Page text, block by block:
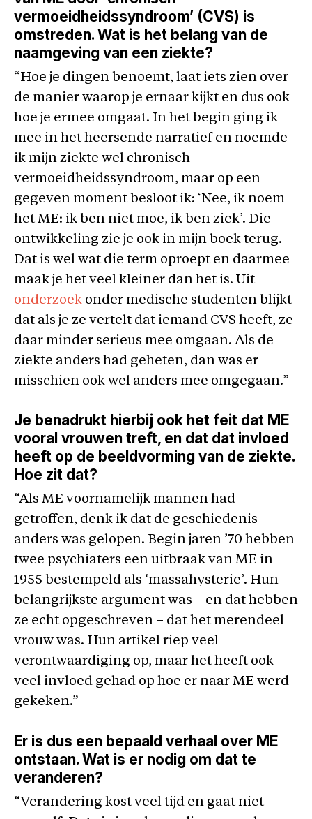
vermoeidheidssyndroom’ (CVS) is
omstreden. Wat is het belang van de
naamgeving van een ziekte?
“Hoe je dingen benoemt, laat iets zien over
de manier waarop je ernaar kijkt en dus ook
hoe je ermee omgaat. In het begin ging ik
mee in het heersende narratief en noemde
ik mijn ziekte wel chronisch
vermoeidheidssyndroom, maar op een
gegeven moment besloot ik: ‘Nee, ik noem
het ME: ik ben niet moe, ik ben ziek’. Die
ontwikkeling zie je ook in mijn boek terug.
Dat is wel wat die term oproept en daarmee
maak je het veel kleiner dan het is. Uit
onderzoek onder medische studenten blijkt
dat als je ze vertelt dat iemand CVS heeft, ze
daar minder serieus mee omgaan. Als de
ziekte anders had geheten, dan was er
misschien ook wel anders mee omgegaan.”
Je benadrukt hierbij ook het feit dat ME
vooral vrouwen treft, en dat dat invloed
heeft op de beeldvorming van de ziekte.
Hoe zit dat?
“Als ME voornamelijk mannen had
getroffen, denk ik dat de geschiedenis
anders was gelopen. Begin jaren ’70 hebben
twee psychiaters een uitbraak van ME in
1955 bestempeld als ‘massahysterie’. Hun
belangrijkste argument was – en dat hebben
ze echt opgeschreven – dat het merendeel
vrouw was. Hun artikel riep veel
verontwaardiging op, maar het heeft ook
veel invloed gehad op hoe er naar ME werd
gekeken.”
Er is dus een bepaald verhaal over ME
ontstaan. Wat is er nodig om dat te
veranderen?
“Verandering kost veel tijd en gaat niet